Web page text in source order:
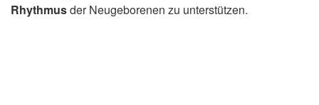
Rhythmusder Neugeborenen zu unterstützen.